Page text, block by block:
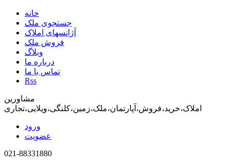
خانه
جستجوی ملک
آژانسهای املاک
فروش ملک
وبلاگ
درباره ما
تماس با ما
Rss
مشاورین
املاک،خرید،فروش،آپارتمان،ملک،زمین،کلنگی،ویلایی،تجاری
ورود
عضویت
021-88331880